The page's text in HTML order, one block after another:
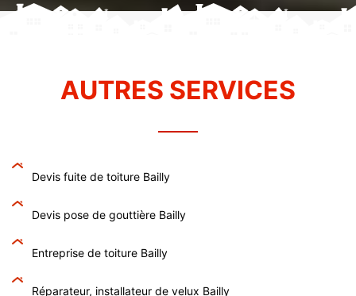
AUTRES SERVICES
Devis fuite de toiture Bailly
Devis pose de gouttière Bailly
Entreprise de toiture Bailly
Réparateur, installateur de velux Bailly